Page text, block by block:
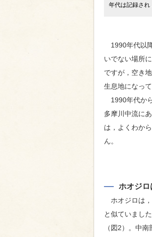
年代は記録され
1990年代以
いでない場所
ですが，空き
生息地になっ
1990年代か
多摩川中流に
は，よくわか
ん。
ホオジロ
ホオジロは，
と似ていまし
（図2）。中